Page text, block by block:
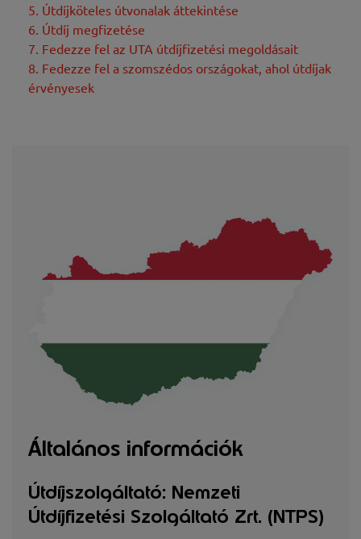
5. Útdíjköteles útvonalak áttekintése
6. Útdíj megfizetése
7. Fedezze fel az UTA útdíjfizetési megoldásait
8. Fedezze fel a szomszédos országokat, ahol útdíjak
érvényesek
Általános információk
Útdíjszolgáltató: Nemzeti
Útdíjfizetési Szolgáltató Zrt. (NTPS)